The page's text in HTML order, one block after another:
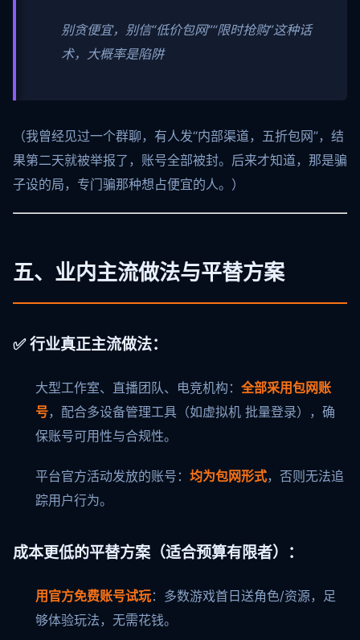
别贪便宜，别信“低价包网”“限时抢购”这种话
术，大概率是陷阱
（我曾经见过一个群聊，有人发“内部渠道，五折包网”，结
果第二天就被举报了，账号全部被封。后来才知道，那是骗
子设的局，专门骗那种想占便宜的人。）
五、业内主流做法与平替方案
✅ 行业真正主流做法：
大型工作室、直播团队、电竞机构： 全部采用包网账
号，配合多设备管理工具（如虚拟机 批量登录），确
保账号可用性与合规性。
平台官方活动发放的账号： 均为包网形式，否则无法追
踪用户行为。
成本更低的平替方案（适合预算有限者）：
用官方免费账号试玩：多数游戏首日送角色/资源，足
够体验玩法，无需花钱。